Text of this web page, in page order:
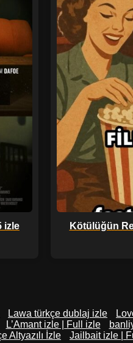
izle Kötülüğün
Lawa türkçe dublaj izle
L’Amant izle | Full izle
Altyazılı İzle
Jailbait izle |